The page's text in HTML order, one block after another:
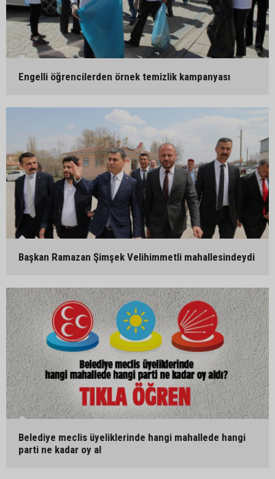
Engelli öğrencilerden örnek temizlik kampanyası
Başkan Ramazan Şimşek Velihimmetli mahallesindeydi
Belediye meclis üyeliklerinde hangi mahallede hangi
parti ne kadar oy al